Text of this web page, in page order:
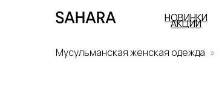
НОВИНКИ
АКЦИИ
Мусульманская женская одежда